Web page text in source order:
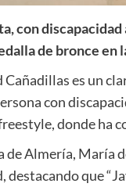
con discapacidad
de bronce
Cañadillas es un
con
donde ha
de Almería, María
destacando que